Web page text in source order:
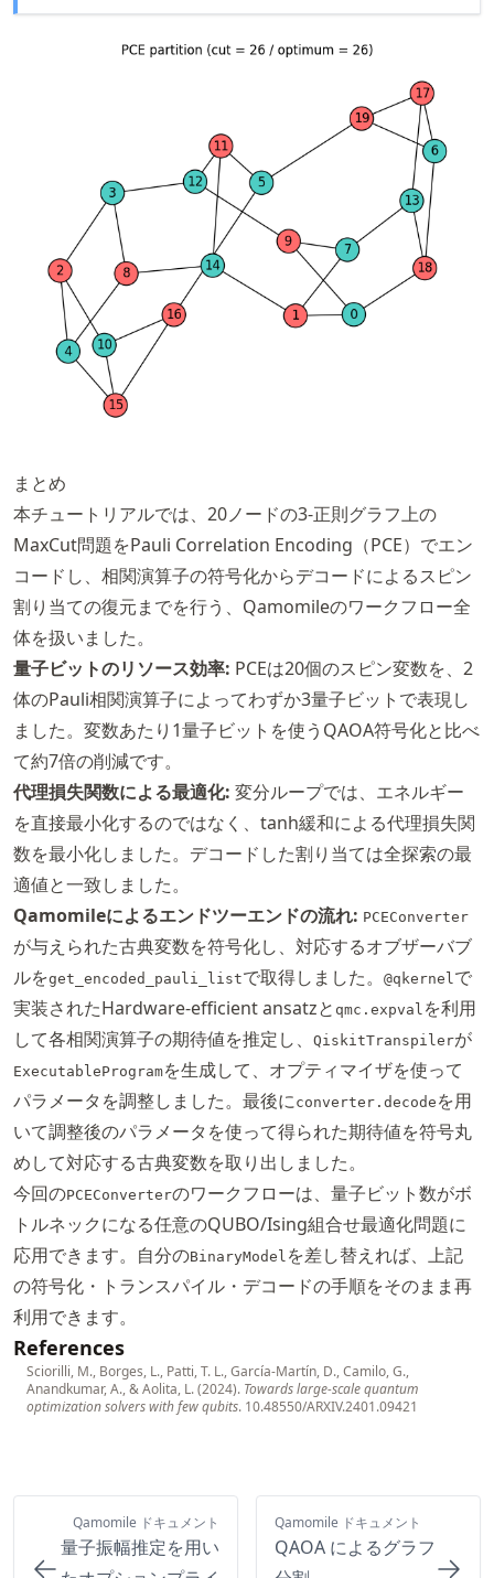
まとめ
本チュートリアルでは、20ノードの3-正則グラフ上の
MaxCut問題をPauli Correlation Encoding（PCE）でエン
コードし、相関演算子の符号化からデコードによるスピン
割り当ての復元までを行う、Qamomileのワークフロー全
体を扱いました。
量子ビットのリソース効率: PCEは20個のスピン変数を、2
体のPauli相関演算子によってわずか3量子ビットで表現し
ました。変数あたり1量子ビットを使うQAOA符号化と比べ
て約7倍の削減です。
代理損失関数による最適化: 変分ループでは、エネルギー
を直接最小化するのではなく、tanh緩和による代理損失関
数を最小化しました。デコードした割り当ては全探索の最
適値と一致しました。
Qamomileによるエンドツーエンドの流れ: PCEConverter
が与えられた古典変数を符号化し、対応するオブザーバブ
ルをget_encoded_pauli_listで取得しました。 @qkernelで
実装されたHardware-efficient ansatzと qmc.expval を利用
して各相関演算子の期待値を推定し、
QiskitTranspilerが
ExecutableProgramを生成して、オプティマイザを使って
パラメータを調整しました。最後にconverter.decode を用
いて調整後のパラメータを使って得られた期待値を符号丸
めして対応する古典変数を取り出しました。
今回のPCEConverterのワークフローは、量子ビット数がボ
トルネックになる任意のQUBO/Ising組合せ最適化問題に
応用できます。自分のBinaryModel を差し替えれば、上記
の符号化・トランスパイル・デコードの手順をそのまま再
利用できます。
References
Sciorilli, M., Borges, L., Patti, T. L., García-Martín, D., Camilo, G.,
Anandkumar, A., & Aolita, L. (2024). Towards large-scale quantum
optimization solvers with few qubits. 10.48550/ARXIV.2401.09421
Qamomile ドキュメント
量子振幅推定を用い
Qamomile ドキュメント
QAOA によるグラフ